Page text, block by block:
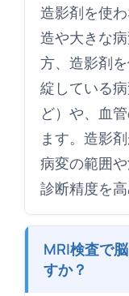
造影剤を使
造や大きな
方、造影剤
綻している
ど）や、血
ます。造影
病変の範囲
診断精度を
MRI検査で
すか？